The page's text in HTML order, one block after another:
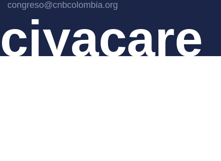
congreso@cnbcolombia.org
ciyacare